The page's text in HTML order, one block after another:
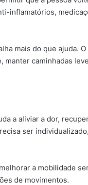
inflamatórios,
mais do que ajuda.
caminhadas
a aliviar a dor,
ser
a mobilidade
de movimentos.